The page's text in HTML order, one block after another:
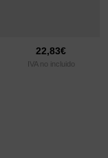
22,83€
IVA no incluido